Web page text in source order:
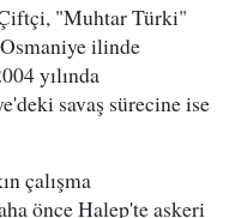
"Muhtar Türki"
ilinde
yılında
savaş sürecine ise
çalışma
önce Halep'te askeri